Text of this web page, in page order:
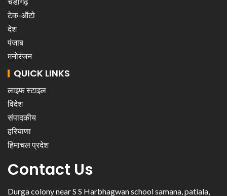
टेक-ऑटो
देश
पंजाब
मनोरंजन
QUICK LINKS
लाइफ स्टाइल
विदेश
संपादकीय
हरियाणा
हिमाचल प्रदेश
Contact Us
Durga colony near S S Harbhagwan school samana, patiala,